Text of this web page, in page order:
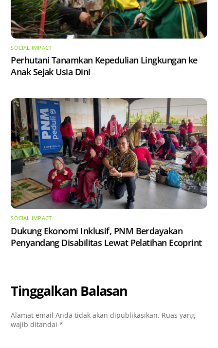
SOCIAL IMPACT
Perhutani Tanamkan Kepedulian Lingkungan ke
Anak Sejak Usia Dini
SOCIAL IMPACT
Dukung Ekonomi Inklusif, PNM Berdayakan
Penyandang Disabilitas Lewat Pelatihan Ecoprint
Tinggalkan Balasan
Alamat email Anda tidak akan dipublikasikan. Ruas yang
wajib ditandai*